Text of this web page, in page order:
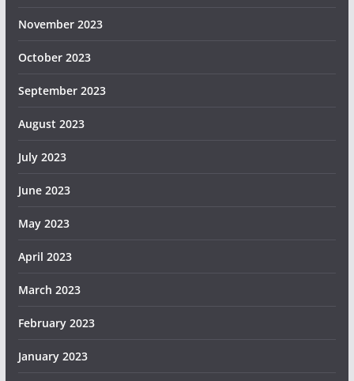
November 2023
October 2023
September 2023
August 2023
July 2023
June 2023
May 2023
April 2023
March 2023
February 2023
January 2023